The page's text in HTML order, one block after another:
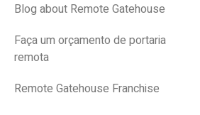
Blog about Remote Gatehouse
Faça um orçamento de portaria
remota
Remote Gatehouse Franchise